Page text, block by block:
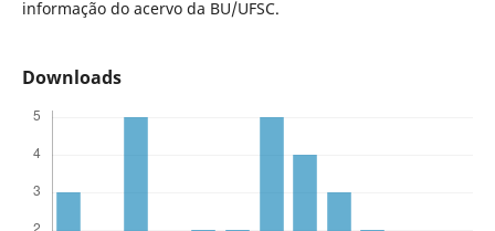
informação do acervo da BU/UFSC.
Downloads